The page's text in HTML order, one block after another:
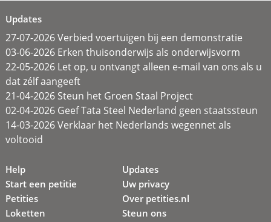
Updates
27-07-2026 Verbied voertuigen bij een demonstratie
03-06-2026 Erken thuisonderwijs als onderwijsvorm
22-05-2026 Let op, u ontvangt alleen e-mail van ons als u
dat zélf aangeeft
21-04-2026 Steun het Groen Staal Project
02-04-2026 Geef Tata Steel Nederland geen staatssteun
14-03-2026 Verklaar het Nederlands wegennet als
voltooid
Help
Start een petitie
Petities
Loketten
Updates
Uw privacy
Over petities.nl
Steun ons